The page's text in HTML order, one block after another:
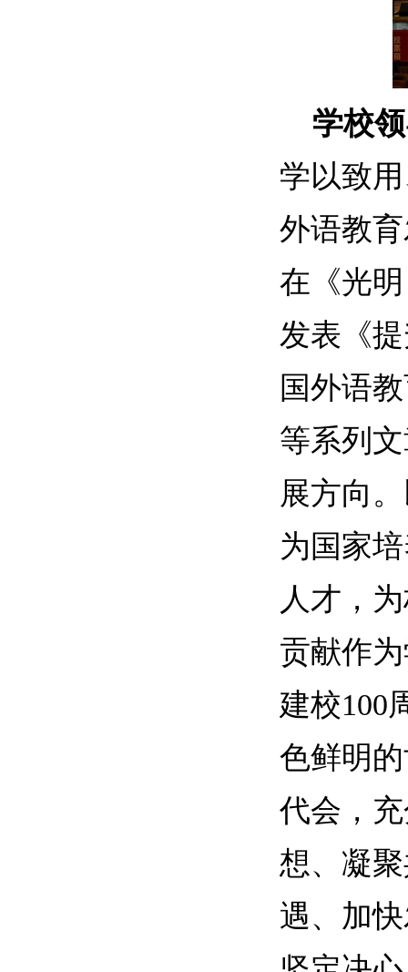
学校
学以致
外语教
在《光
发表《
国外语
等系列
展方向
为国家
人才，
贡献作
建校100
色鲜明
代会，
想、凝
遇、加